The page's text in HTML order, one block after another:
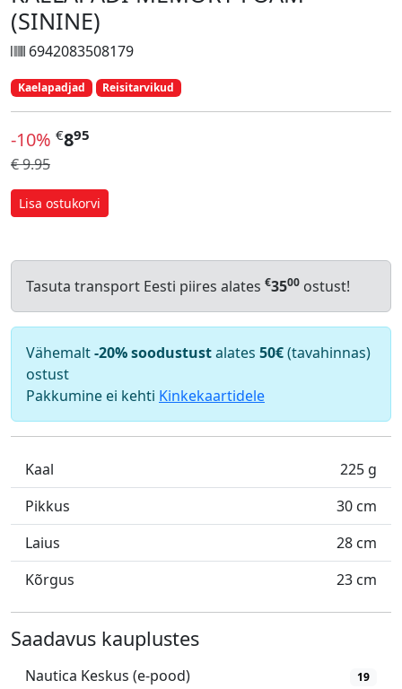
(SININE)
6942083508179
Kaelapadjad Reisitarvikud
-10% €895
€ 9.95
Lisa ostukorvi
Tasuta transport Eesti piires alates €3500 ostust!
Vähemalt-20% soodustustalates 50€(tavahinnas)
ostust
Pakkumine ei kehti Kinkekaartidele
Kaal
225 g
Pikkus
30 cm
Laius
28 cm
Kõrgus
23 cm
Saadavus kauplustes
Nautica Keskus (e-pood) 19